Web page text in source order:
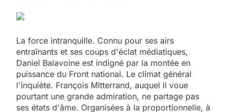
La force intranquille. Connu pour ses airs
entraînants et ses coups d'éclat médiatiques,
Daniel Balavoine est indigné par la montée en
puissance du Front national. Le climat général
l'inquiète. François Mitterrand, auquel il voue
pourtant une grande admiration, ne partage pas
ses états d'âme. Organisées à la proportionnelle, à